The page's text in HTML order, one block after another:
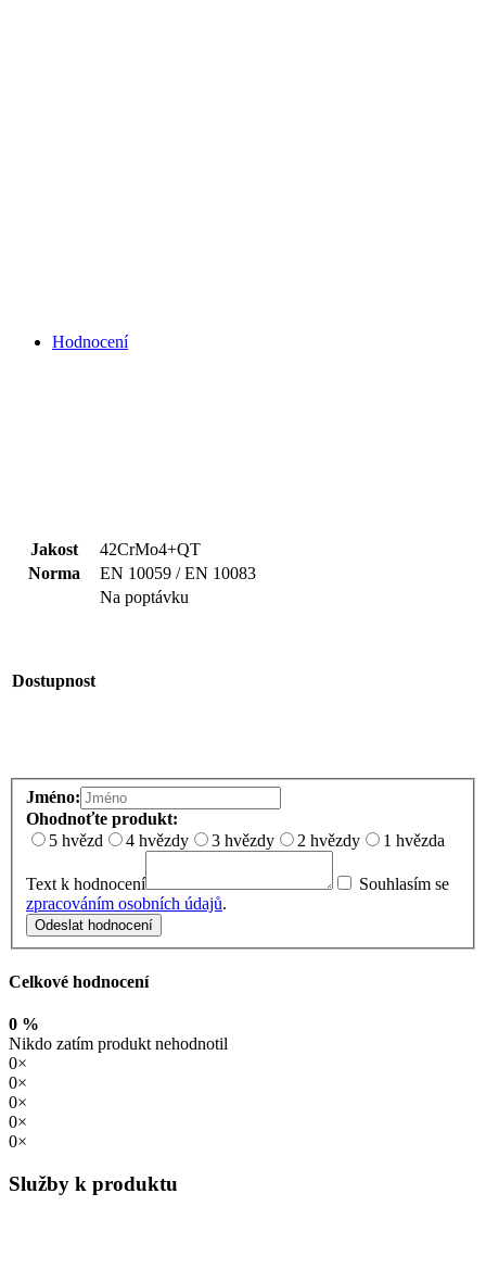
Hodnocení
Jakost
42CrMo4+QT
Norma
EN 10059 / EN 10083
Dostupnost
Na poptávku
Jméno:
Ohodnoťte produkt:
5 hvězd
4 hvězdy 3 hvězdy 2 hvězdy 1 hvězda
Text k hodnocení
Souhlasím se
zpracováním osobních údajů.
Odeslat hodnocení
Celkové hodnocení
0 %
Nikdo zatím produkt nehodnotil
0×
0×
0×
0×
0×
Služby k produktu